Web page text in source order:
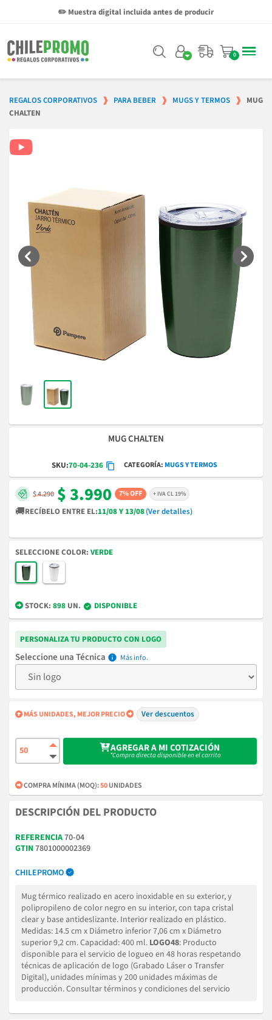
✏️ Muestra digital incluida antes de producir
REGALOS CORPORATIVOS PARA BEBER MUGS Y TERMOS
MUG
CHALTEN
MUG CHALTEN
SKU:70-04-236 CATEGORÍA MUGS Y TERMOS
$ 4.290 $ 3.990 7% OFF + IVA CL 19%
🚚RECÍBELO ENTRE EL:11/08 Y 13/08(Ver detalles)
COLOR VERDE
STOCK: 898 UN. DISPONIBLE
PERSONALIZA TU PRODUCTO CON LOGO
Técnica info
MÁS UNIDADES, MEJOR PRECIO Ver descuentos
AGREGAR A MI COTIZACIÓN
*Compra directa disponible en el carrito
COMPRA MÍNIMA (MOQ):50UNIDADES
DESCRIPCIÓN DEL PRODUCTO
REFERENCIA70-04
GTIN7801000002369
CHILEPROMO
Mug térmico realizado en acero inoxidable en su exterior, y
polipropileno de color negro en su interior, con tapa cristal
clear y base antideslizante. Interior realizado en plástico.
Medidas: 14.5 cm x Diámetro inferior 7,06 cm x Diámetro
superior 9,2 cm. Capacidad: 400 ml. LOGO48: Producto
disponible para el servicio de logueo en 48 horas respetando
técnicas de aplicación de logo (Grabado Láser o Transfer
Digital), unidades mínimas y 200 unidades máximas de
producción. Consultar términos y condiciones del servicio